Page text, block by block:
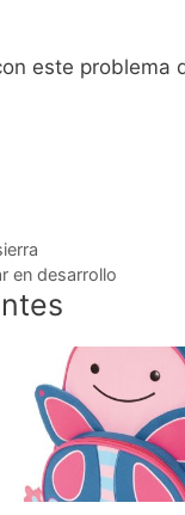
este problema
en desarrollo